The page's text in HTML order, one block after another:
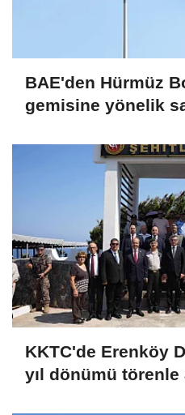
BAE'den Hürmüz
gemisine yönelik
KKTC'de Erenköy
yıl dönümü törenle